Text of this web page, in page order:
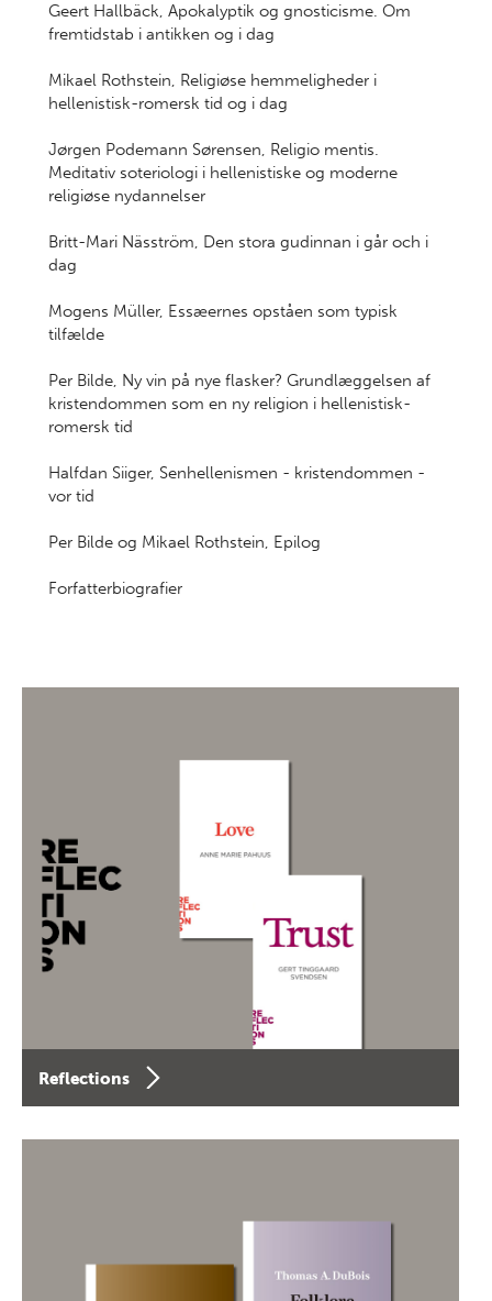
Geert Hallbäck, Apokalyptik og gnosticisme. Om
fremtidstab i antikken og i dag
Mikael Rothstein, Religiøse hemmeligheder i
hellenistisk-romersk tid og i dag
Jørgen Podemann Sørensen, Religio mentis.
Meditativ soteriologi i hellenistiske og moderne
religiøse nydannelser
Britt-Mari Näsström, Den stora gudinnan i går och i
dag
Mogens Müller, Essæernes opståen som typisk
tilfælde
Per Bilde, Ny vin på nye flasker? Grundlæggelsen af
kristendommen som en ny religion i hellenistisk-
romersk tid
Halfdan Siiger, Senhellenismen - kristendommen -
vor tid
Per Bilde og Mikael Rothstein, Epilog
Forfatterbiografier
Reflections